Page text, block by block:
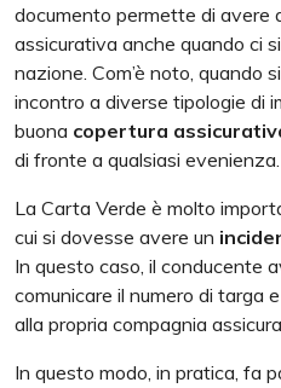
documento permette di avere
assicurativa anche quando ci
nazione. Com’è noto, quando
incontro a diverse tipologie di
buona copertura
di fronte a qualsiasi evenienza.
La Carta Verde è molto
cui si dovesse avere un
In questo caso, il conducente
comunicare il numero di targa
alla propria compagnia
In questo modo, in pratica, fa